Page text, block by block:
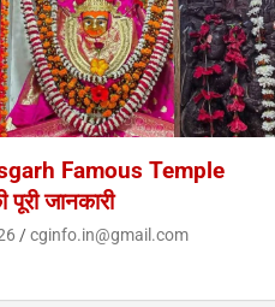
Famous Temple
जानकारी
cginfo.in@gmail.com